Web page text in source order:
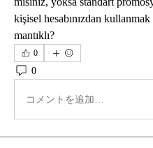
kişisel hesabınızdan kullanmak
mantıklı?
0
0
コメントを追加…